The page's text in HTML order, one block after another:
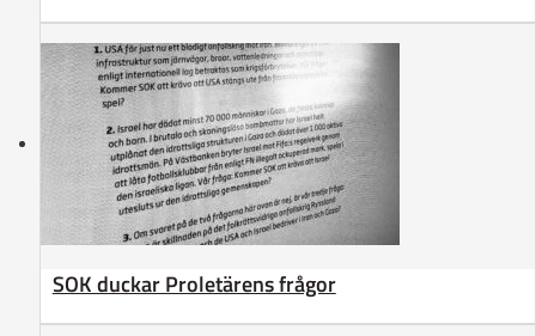
SOK duckar Proletärens frågor